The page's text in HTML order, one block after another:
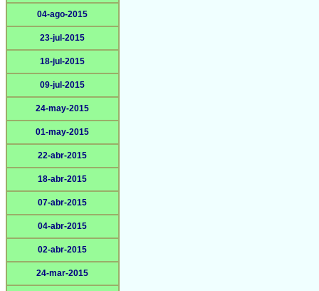
04-ago-2015
23-jul-2015
18-jul-2015
09-jul-2015
24-may-2015
01-may-2015
22-abr-2015
18-abr-2015
07-abr-2015
04-abr-2015
02-abr-2015
24-mar-2015